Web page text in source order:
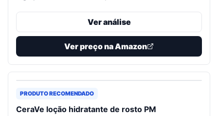
Ver análise
Ver preço na Amazon
PRODUTO RECOMENDADO
CeraVe loção hidratante de rosto PM